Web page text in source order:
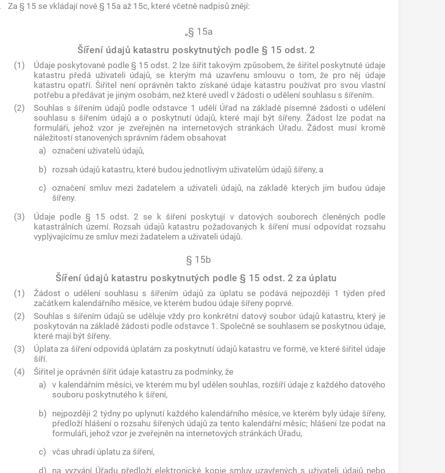
Za § 15 se vkládají nové § 15a až 15c, které včetně nadpisů znějí:
„§ 15a
Šíření údajů katastru poskytnutých podle § 15 odst. 2
(1)
Údaje poskytované podle § 15 odst. 2 lze šířit takovým způsobem, že šiřitel poskytnuté údaje
katastru předá uživateli údajů, se kterým má uzavřenu smlouvu o tom, že pro něj údaje
katastru opatří. Šiřitel není oprávněn takto získané údaje katastru používat pro svou vlastní
potřebu a předávat je jiným osobám, než které uvedl v žádosti o udělení souhlasu s šířením.
(2)
Souhlas s šířením údajů podle odstavce 1 udělí Úřad na základě písemné žádosti o udělení
souhlasu s šířením údajů a o poskytnutí údajů, které mají být šířeny. Žádost lze podat na
formuláři, jehož vzor je zveřejněn na internetových stránkách Úřadu. Žádost musí kromě
náležitostí stanovených správním řádem obsahovat
a)
označení uživatelů údajů,
b)
rozsah údajů katastru, které budou jednotlivým uživatelům údajů šířeny, a
c)
označení smluv mezi žadatelem a uživateli údajů, na základě kterých jim budou údaje
šířeny.
(3)
Údaje podle § 15 odst. 2 se k šíření poskytují v datových souborech členěných podle
katastrálních území. Rozsah údajů katastru požadovaných k šíření musí odpovídat rozsahu
vyplývajícímu ze smluv mezi žadatelem a uživateli údajů.
§ 15b
Šíření údajů katastru poskytnutých podle § 15 odst. 2 za úplatu
(1)
Žádost o udělení souhlasu s šířením údajů za úplatu se podává nejpozději 1 týden před
začátkem kalendářního měsíce, ve kterém budou údaje šířeny poprvé.
(2)
Souhlas s šířením údajů se uděluje vždy pro konkrétní datový soubor údajů katastru, který je
poskytován na základě žádosti podle odstavce 1. Společně se souhlasem se poskytnou údaje,
které mají být šířeny.
(3)
Úplata za šíření odpovídá úplatám za poskytnutí údajů katastru ve formě, ve které šiřitel údaje
šíří.
(4)
Šiřitel je oprávněn šířit údaje katastru za podmínky, že
a)
v kalendářním měsíci, ve kterém mu byl udělen souhlas, rozšíří údaje z každého datového
souboru poskytnutého k šíření,
b)
nejpozději 2 týdny po uplynutí každého kalendářního měsíce, ve kterém byly údaje šířeny,
předloží hlášení o rozsahu šířených údajů za tento kalendářní měsíc; hlášení lze podat na
formuláři, jehož vzor je zveřejněn na internetových stránkách Úřadu,
c)
včas uhradí úplatu za šíření,
d)
na vyzvání Úřadu předloží elektronické kopie smluv uzavřených s uživateli údajů nebo